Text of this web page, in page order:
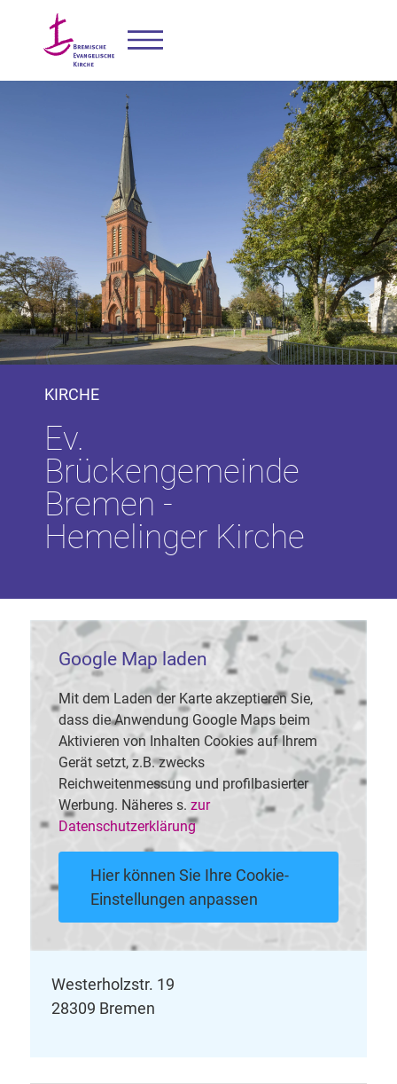
KIRCHE
Ev.
Brückengemeinde
Bremen -
Hemelinger Kirche
Google Map laden
Mit dem Laden der Karte akzeptieren Sie,
dass die Anwendung Google Maps beim
Aktivieren von Inhalten Cookies auf Ihrem
Gerät setzt, z.B. zwecks
Reichweitenmessung und profilbasierter
Werbung. Näheres s. zur
Datenschutzerklärung
Hier können Sie Ihre Cookie-
Einstellungen anpassen
Westerholzstr. 19
28309 Bremen